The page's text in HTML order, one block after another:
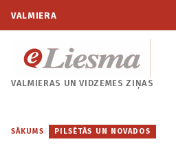
VALMIERA
VALMIERAS UNVIDZEMES ZIŅAS
SĀKUMS / PILSĒTĀS UN NOVADOS